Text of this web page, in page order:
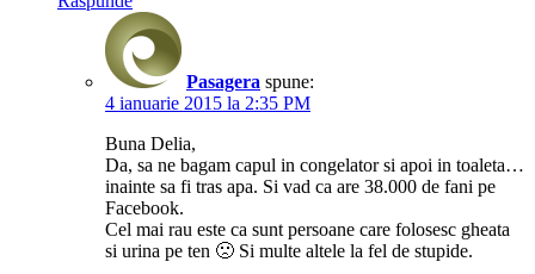
Pasagera spune:
4 ianuarie 2015 la 2:35 PM
Buna Delia,
Da, sa ne bagam capul in congelator si apoi in toaleta…
inainte sa fi tras apa. Si vad ca are 38.000 de fani pe
Facebook.
Cel mai rau este ca sunt persoane care folosesc gheata
si urina pe ten 🙁 Si multe altele la fel de stupide.